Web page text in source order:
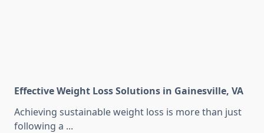
Effective Weight Loss Solutions in Gainesville, VA
Achieving sustainable weight loss is more than just
following a ...